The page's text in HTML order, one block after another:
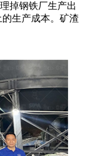
掉钢铁厂生产出
生产成本。矿渣